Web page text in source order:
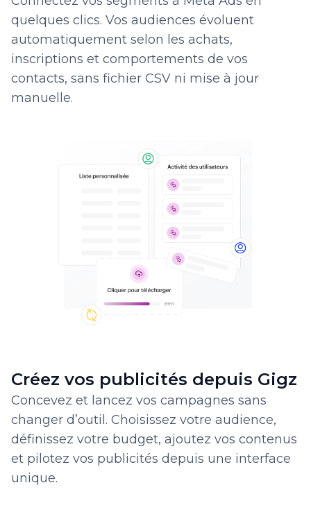
quelques clics. Vos audiences évoluent
automatiquement selon les achats,
inscriptions et comportements de vos
contacts, sans fichier CSV ni mise à jour
manuelle.
Créez vos publicités depuis Gigz
Concevez et lancez vos campagnes sans
changer d’outil. Choisissez votre audience,
définissez votre budget, ajoutez vos contenus
et pilotez vos publicités depuis une interface
unique.